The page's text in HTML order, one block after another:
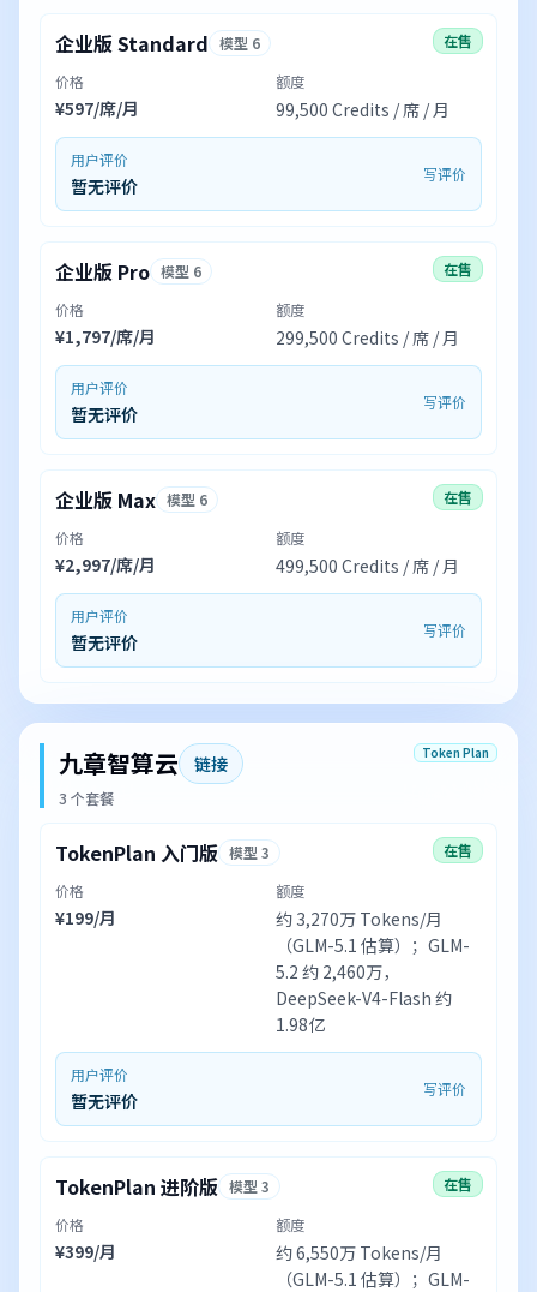
企业版 Standard 模型 6
在售
价格
¥597/席/月
额度
99,500 Credits / 席 / 月
用户评价
暂无评价
写评价
企业版 Pro 模型 6
在售
价格
¥1,797/席/月
额度
299,500 Credits / 席 / 月
用户评价
暂无评价
写评价
企业版 Max 模型 6
在售
价格
¥2,997/席/月
额度
499,500 Credits / 席 / 月
用户评价
暂无评价
写评价
九章智算云 链接
3 个套餐
Token Plan
TokenPlan 入门版 模型 3
在售
价格
¥199/月
额度
约 3,270万 Tokens/月
（GLM-5.1 估算）；GLM-
5.2 约 2,460万，
DeepSeek-V4-Flash 约
1.98亿
用户评价
暂无评价
写评价
TokenPlan 进阶版 模型 3
在售
价格
¥399/月
额度
约 6,550万 Tokens/月
（GLM-5.1 估算）；GLM-